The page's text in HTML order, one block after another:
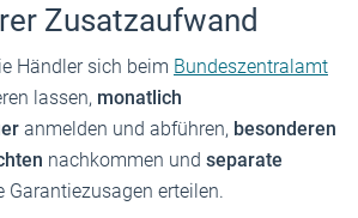
Zusatzaufwand
Händler sich beim Bundeszentralamt
lassen, monatlich
anmelden und abführen, besonderen
nachkommen und separate
Garantiezusagen erteilen.